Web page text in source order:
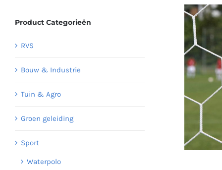
Product Categorieën
RVS
Bouw & Industrie
Tuin & Agro
Groen geleiding
Sport
Waterpolo